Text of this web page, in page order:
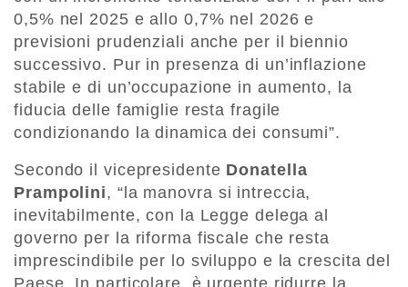
0,5% nel 2025 e allo 0,7% nel 2026 e
previsioni prudenziali anche per il biennio
successivo. Pur in presenza di un’inflazione
stabile e di un’occupazione in aumento, la
fiducia delle famiglie resta fragile
condizionando la dinamica dei consumi”.
Secondo il vicepresidente Donatella
Prampolini, “la manovra si intreccia,
inevitabilmente, con la Legge delega al
governo per la riforma fiscale che resta
imprescindibile per lo sviluppo e la crescita del
Paese. In particolare, è urgente ridurre la